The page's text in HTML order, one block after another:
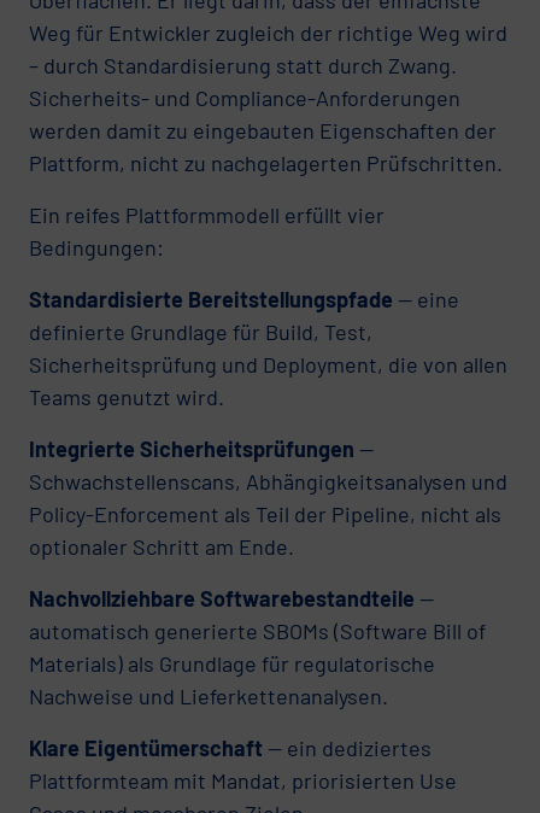
Weg für Entwickler zugleich der richtige Weg wird
– durch Standardisierung statt durch Zwang.
Sicherheits- und Compliance-Anforderungen
werden damit zu eingebauten Eigenschaften der
Plattform, nicht zu nachgelagerten Prüfschritten.
Ein reifes Plattformmodell erfüllt vier
Bedingungen:
Standardisierte Bereitstellungspfade — eine
definierte Grundlage für Build, Test,
Sicherheitsprüfung und Deployment, die von allen
Teams genutzt wird.
Integrierte Sicherheitsprüfungen —
Schwachstellenscans, Abhängigkeitsanalysen und
Policy-Enforcement als Teil der Pipeline, nicht als
optionaler Schritt am Ende.
Nachvollziehbare Softwarebestandteile —
automatisch generierte SBOMs (Software Bill of
Materials) als Grundlage für regulatorische
Nachweise und Lieferkettenanalysen.
Klare Eigentümerschaft — ein dediziertes
Plattformteam mit Mandat, priorisierten Use